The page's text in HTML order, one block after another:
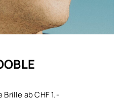
ab CHF 1.-